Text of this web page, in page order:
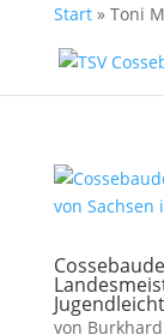
Start» Toni
von